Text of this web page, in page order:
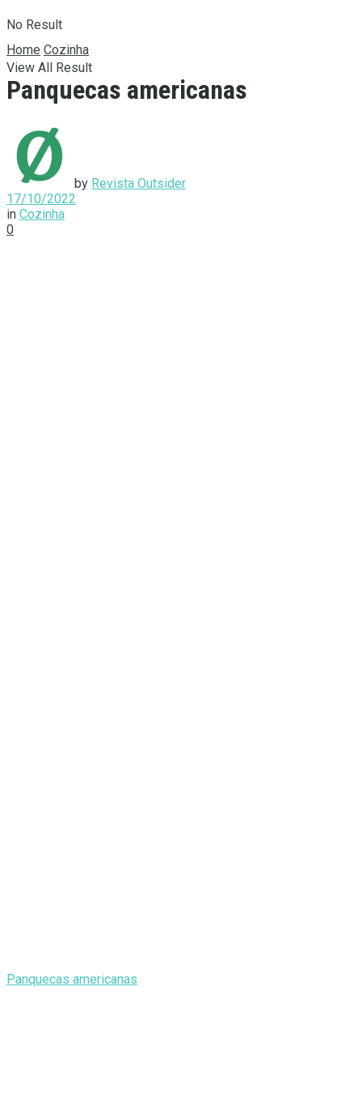
No Result
View All Result
Home Cozinha
Panquecas americanas
by Revista Outsider
17/10/2022
in Cozinha
0
Panquecas americanas